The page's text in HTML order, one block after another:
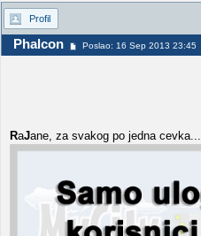
Profil
Phalcon Poslao: 16 Sep 2013 23:45
RaJane, za svakog po jedna cevka...